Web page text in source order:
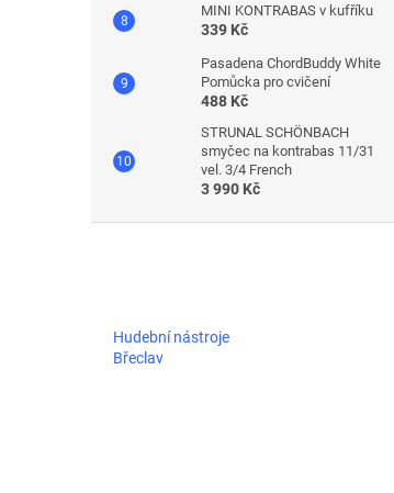
MINI KONTRABAS v kufříku
339 Kč
Pasadena ChordBuddy White
Pomůcka pro cvičení
488 Kč
STRUNAL SCHÖNBACH
smyčec na kontrabas 11/31
vel. 3/4 French
3 990 Kč
Hudební nástroje
Břeclav